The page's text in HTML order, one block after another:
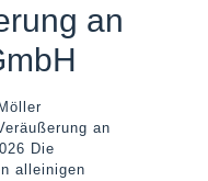
an
an
Die
alleinigen